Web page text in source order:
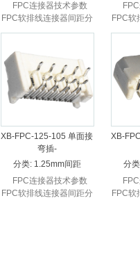
FPC连接器技术参数
FPC软排线连接器间距分
为0.3mm 0.5mm
FPC
FPC软
为
XB-FPC-125-105 单面接
弯插-
分类: 1.25mm间距
FPC连接器技术参数
FPC软排线连接器间距分
XB-
分
FPC
FPC软